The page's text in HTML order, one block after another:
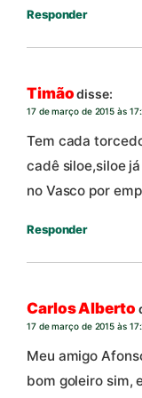
Responder
Timão disse:
17 de março de 2015 às
Tem cada
cadê siloe,siloe
no Vasco por
Responder
Carlos Alberto
17 de março de 2015 às
Meu amigo
bom goleiro sim,